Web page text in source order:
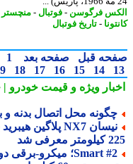
فرگوسن-فوتبال-منچستر
-تاریخ فوتبال
قبل صفحه بعد 1
2
14
15
16
17
18
19
ویژهو قیمت خودرو |
محل اتصال بدنه و برق